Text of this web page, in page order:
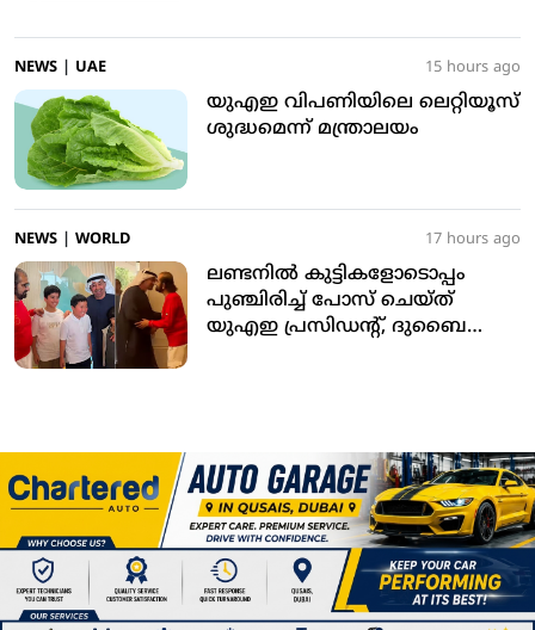
NEWS UAE 15 hours ago
യുഎഇ വിപണിയിലെ ലെറ്റിയൂസ്
ശുദ്ധമെന്ന് മന്ത്രാലയം
NEWS WORLD 17 hours ago
ലണ്ടനില്‍ കുട്ടികളോടൊപ്പം
പുഞ്ചിരിച്ച് പോസ് ചെയ്ത്
യുഎഇ പ്രസിഡന്റ്, ദുബൈ